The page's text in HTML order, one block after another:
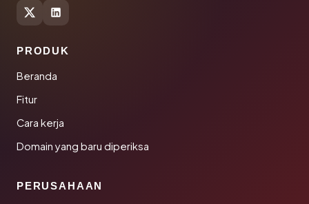
PRODUK
Beranda
Fitur
Cara kerja
Domain yang baru diperiksa
PERUSAHAAN